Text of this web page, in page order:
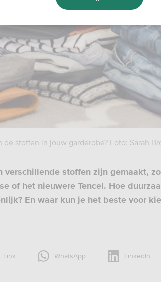
de stoffen in jouw garderobe? Foto: Sarah
verschillende stoffen zijn gemaakt,
of het nieuwere Tencel. Hoe
En waar kun je het beste voor
Link WhatsApp LinkedIn